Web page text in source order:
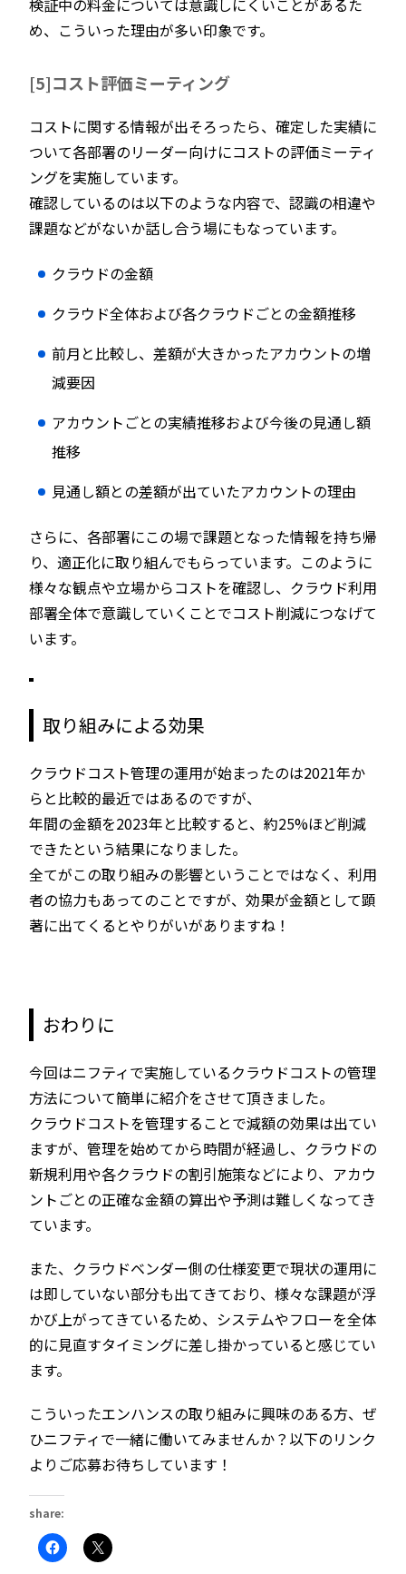
検証中の料金については意識しにくいことがあるた
め、こういった理由が多い印象です。
[5]コスト評価ミーティング
コストに関する情報が出そろったら、確定した実績に
ついて各部署のリーダー向けにコストの評価ミーティ
ングを実施しています。
確認しているのは以下のような内容で、認識の相違や
課題などがないか話し合う場にもなっています。
クラウドの金額
クラウド全体および各クラウドごとの金額推移
前月と比較し、差額が大きかったアカウントの増
減要因
アカウントごとの実績推移および今後の見通し額
推移
見通し額との差額が出ていたアカウントの理由
さらに、各部署にこの場で課題となった情報を持ち帰
り、適正化に取り組んでもらっています。このように
様々な観点や立場からコストを確認し、クラウド利用
部署全体で意識していくことでコスト削減につなげて
います。
取り組みによる効果
クラウドコスト管理の運用が始まったのは2021年か
らと比較的最近ではあるのですが、
年間の金額を2023年と比較すると、約25%ほど削減
できたという結果になりました。
全てがこの取り組みの影響ということではなく、利用
者の協力もあってのことですが、効果が金額として顕
著に出てくるとやりがいがありますね！
おわりに
今回はニフティで実施しているクラウドコストの管理
方法について簡単に紹介をさせて頂きました。
クラウドコストを管理することで減額の効果は出てい
ますが、管理を始めてから時間が経過し、クラウドの
新規利用や各クラウドの割引施策などにより、アカウ
ントごとの正確な金額の算出や予測は難しくなってき
ています。
また、クラウドベンダー側の仕様変更で現状の運用に
は即していない部分も出てきており、様々な課題が浮
かび上がってきているため、システムやフローを全体
的に見直すタイミングに差し掛かっていると感じてい
ます。
こういったエンハンスの取り組みに興味のある方、ぜ
ひニフティで一緒に働いてみませんか？以下のリンク
よりご応募お待ちしています！
share:
Facebook
で
ク
リ